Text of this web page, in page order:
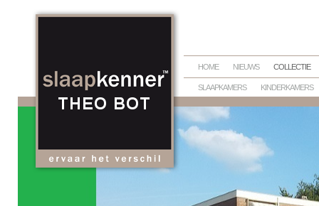
HOME NIEUWS COLLECTIE
SLAAPKAMERS KINDERKAMERS
BEDTEXTIEL